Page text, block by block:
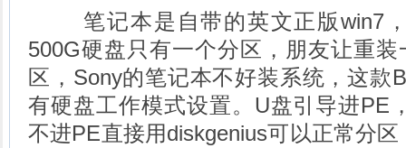
笔记本是自带的英文正版win7
500G硬盘只有一个分区，朋友让重
区，Sony的笔记本不好装系统，这款
有硬盘工作模式设置。U盘引导进PE
不进PE直接用diskgenius可以正常分